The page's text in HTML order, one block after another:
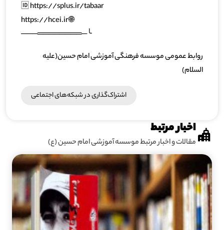
🆔 https://splus.ir/tabaar
🌐 https://hcei.ir
╰─════════───
روابط عمومی موسسه فرهنگی آموزشی امام حسین(علیه
السلام)
اشتراک‌گذاری در شبکه‎‌های اجتماعی
اخبار مرتبط
مقالات و اخبار مرتبط موسسه آموزشی امام حسین (ع)